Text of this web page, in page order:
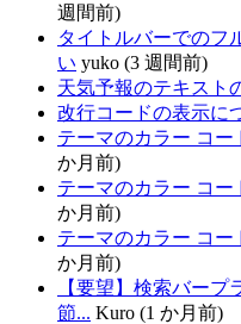
週間前)
タイトルバーでのフ
い yuko (3 週間前)
天気予報のテキスト
改行コードの表示に
テーマのカラー コー
か月前)
テーマのカラー コー
か月前)
テーマのカラー コー
か月前)
【要望】検索バー
節... Kuro (1 か月前)